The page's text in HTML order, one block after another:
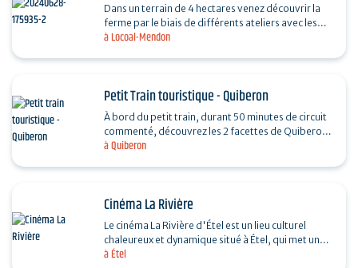
à Locoal-Mendon
Dans un terrain de 4 hectares venez découvrir la
ferme par le biais de différents ateliers avec les
animaux a partir de 6 mois. Balade à poney.
à Quiberon
Petit Train touristique - Quiberon
À bord du petit train, durant 50 minutes de circuit
commenté, découvrez les 2 facettes de Quiberon :
sa baie classée parmi les plus Belles Baies du…
à Étel
Cinéma La Rivière
Le cinéma La Rivière d'Étel est un lieu culturel
chaleureux et dynamique situé à Étel, qui met un
point d’honneur à offrir une programmation…